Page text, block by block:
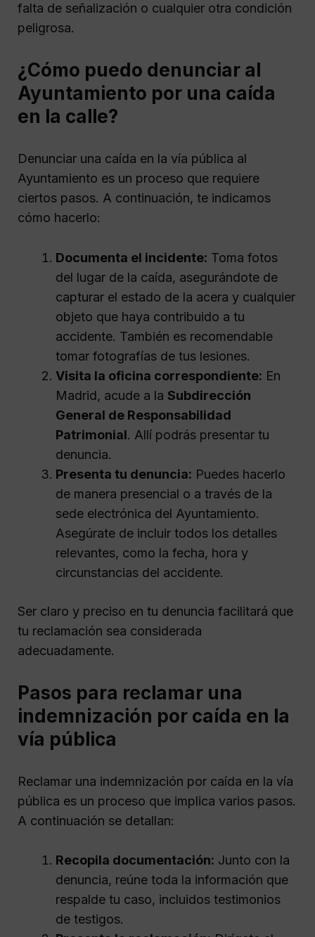
falta de señalización o cualquier otra condición
peligrosa.
¿Cómo puedo denunciar al
Ayuntamiento por una caída
en la calle?
Denunciar una caída en la vía pública al
Ayuntamiento es un proceso que requiere
ciertos pasos. A continuación, te indicamos
cómo hacerlo:
Documenta el incidente: Toma fotos
del lugar de la caída, asegurándote de
capturar el estado de la acera y cualquier
objeto que haya contribuido a tu
accidente. También es recomendable
tomar fotografías de tus lesiones.
Visita la oficina correspondiente: En
Madrid, acude a la Subdirección
General de Responsabilidad
Patrimonial. Allí podrás presentar tu
denuncia.
Presenta tu denuncia: Puedes hacerlo
de manera presencial o a través de la
sede electrónica del Ayuntamiento.
Asegúrate de incluir todos los detalles
relevantes, como la fecha, hora y
circunstancias del accidente.
Ser claro y preciso en tu denuncia facilitará que
tu reclamación sea considerada
adecuadamente.
Pasos para reclamar una
indemnización por caída en la
vía pública
Reclamar una indemnización por caída en la vía
pública es un proceso que implica varios pasos.
A continuación se detallan:
Recopila documentación: Junto con la
denuncia, reúne toda la información que
respalde tu caso, incluidos testimonios
de testigos.